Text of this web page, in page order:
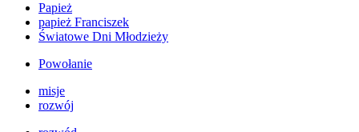
Papież
papież Franciszek
Światowe Dni Młodzieży
Powołanie
misje
rozwój